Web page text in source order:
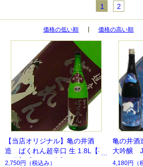
1 2
価格の低い順 価格の高い順
【当店オリジナル】亀の井酒
造 ばくれん超辛口 生 1.8L【要
冷蔵】【数量限定】
2,750円 （税込み）
亀の井
大吟醸
4,180円 （